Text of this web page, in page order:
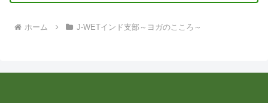
ホーム J-WETインド支部～ヨガのこころ～